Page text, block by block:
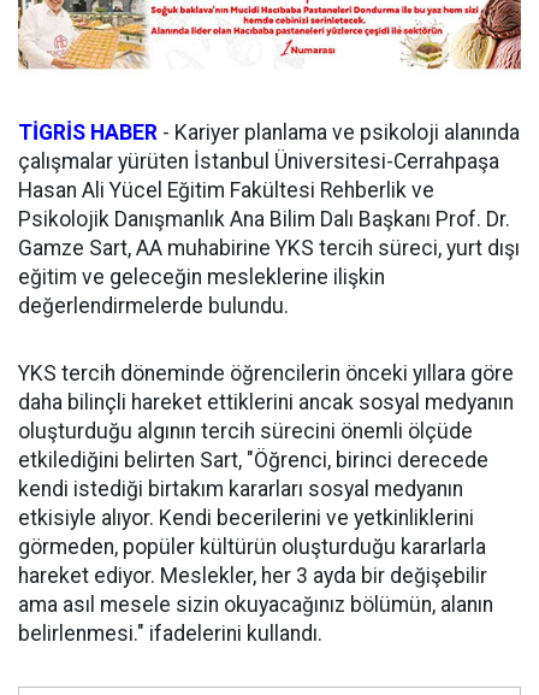
TİGRİS HABER - Kariyer planlama ve psikoloji alanında
çalışmalar yürüten İstanbul Üniversitesi-Cerrahpaşa
Hasan Ali Yücel Eğitim Fakültesi Rehberlik ve
Psikolojik Danışmanlık Ana Bilim Dalı Başkanı Prof. Dr.
Gamze Sart, AA muhabirine YKS tercih süreci, yurt dışı
eğitim ve geleceğin mesleklerine ilişkin
değerlendirmelerde bulundu.
YKS tercih döneminde öğrencilerin önceki yıllara göre
daha bilinçli hareket ettiklerini ancak sosyal medyanın
oluşturduğu algının tercih sürecini önemli ölçüde
etkilediğini belirten Sart, "Öğrenci, birinci derecede
kendi istediği birtakım kararları sosyal medyanın
etkisiyle alıyor. Kendi becerilerini ve yetkinliklerini
görmeden, popüler kültürün oluşturduğu kararlarla
hareket ediyor. Meslekler, her 3 ayda bir değişebilir
ama asıl mesele sizin okuyacağınız bölümün, alanın
belirlenmesi." ifadelerini kullandı.